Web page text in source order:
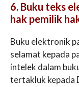
6. Buku teks
hak pemilik
Buku elektronik
selamat kepada
intelek dalam
tertakluk kepada